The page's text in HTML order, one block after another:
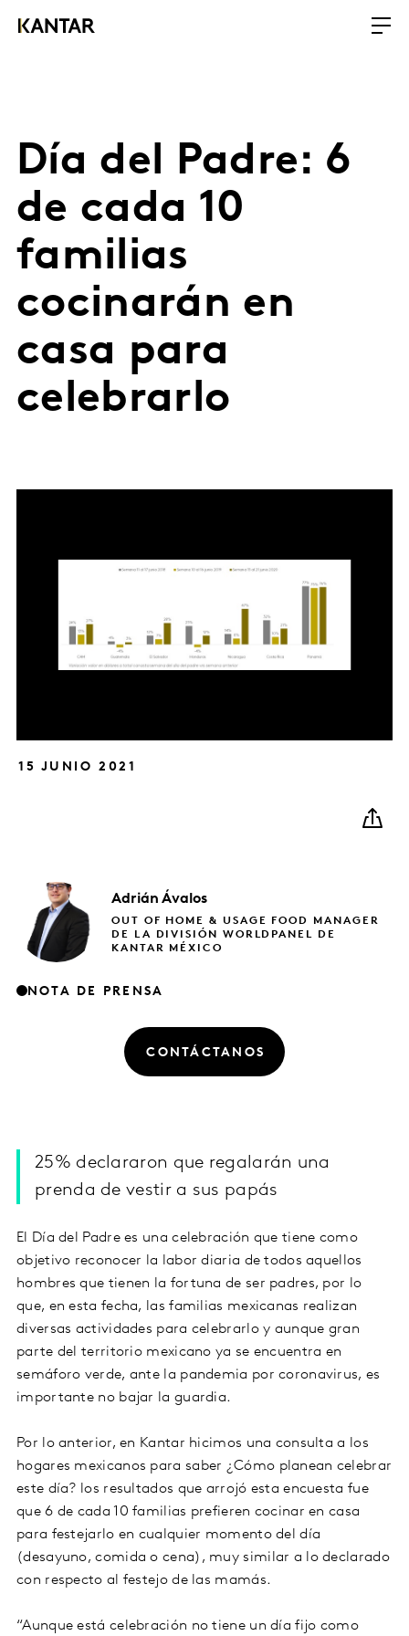
Día del Padre: 6
de cada 10
familias
cocinarán en
casa para
celebrarlo
15 JUNIO 2021
Adrián Ávalos
OUT OF HOME & USAGE FOOD MANAGER
DE LA DIVISIÓN WORLDPANEL DE
KANTAR MÉXICO
NOTA DE PRENSA
CONTÁCTANOS
25% declararon que regalarán una
prenda de vestir a sus papás
El Día del Padre es una celebración que tiene como
objetivo reconocer la labor diaria de todos aquellos
hombres que tienen la fortuna de ser padres, por lo
que, en esta fecha, las familias mexicanas realizan
diversas actividades para celebrarlo y aunque gran
parte del territorio mexicano ya se encuentra en
semáforo verde, ante la pandemia por coronavirus, es
importante no bajar la guardia.
Por lo anterior, en Kantar hicimos una consulta a los
hogares mexicanos para saber ¿Cómo planean celebrar
este día? los resultados que arrojó esta encuesta fue
que 6 de cada 10 familias prefieren cocinar en casa
para festejarlo en cualquier momento del día
(desayuno, comida o cena), muy similar a lo declarado
con respecto al festejo de las mamás.
“Aunque está celebración no tiene un día fijo como